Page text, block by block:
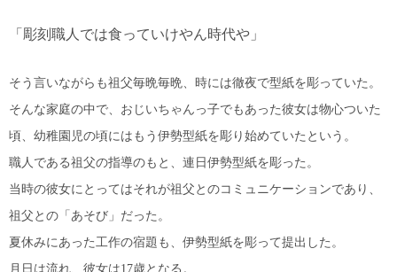
「彫刻職人では食っていけやん時代や」
そう言いながらも祖父毎晩毎晩、時には徹夜で型紙を彫っていた。
そんな家庭の中で、おじいちゃんっ子でもあった彼女は物心ついた
頃、幼稚園児の頃にはもう 伊勢型紙を彫り始めていたという。
職人である祖父の指導のもと、連日伊勢型紙を彫った。
当時の彼女にとってはそれが祖父とのコミュニケーションであり、
祖父との「あそび」だった。
夏休みにあった工作の宿題も、伊勢型紙を彫って提出した。
月日は流れ、彼女は17歳となる。